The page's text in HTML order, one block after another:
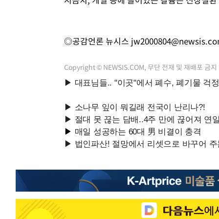
◎공감언론 뉴시스
Copyright © NEWSIS.COM, 무단 전재 및 재배포 금지